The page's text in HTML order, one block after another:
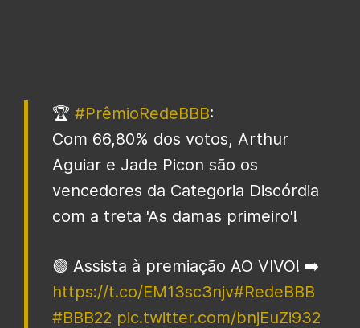
🏆 #PrêmioRedeBBB:
Com 66,80% dos votos, Arthur
Aguiar e Jade Picon são os
vencedores da Categoria Discórdia
com a treta 'As damas primeiro'!
🟢 Assista à premiação AO VIVO! ➡️
https://t.co/EM13sc3njv#RedeBBB
#BBB22 pic.twitter.com/bnjEuZi932